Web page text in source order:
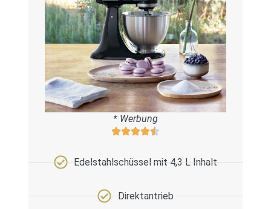
* Werbung
Edelstahlschüssel mit 4,3 L Inhalt
Direktantrieb